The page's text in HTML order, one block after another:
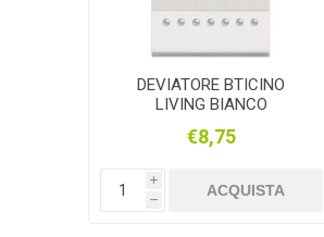
DEVIATORE BTICINO
LIVING BIANCO
€8,75
i
h
ACQUISTA